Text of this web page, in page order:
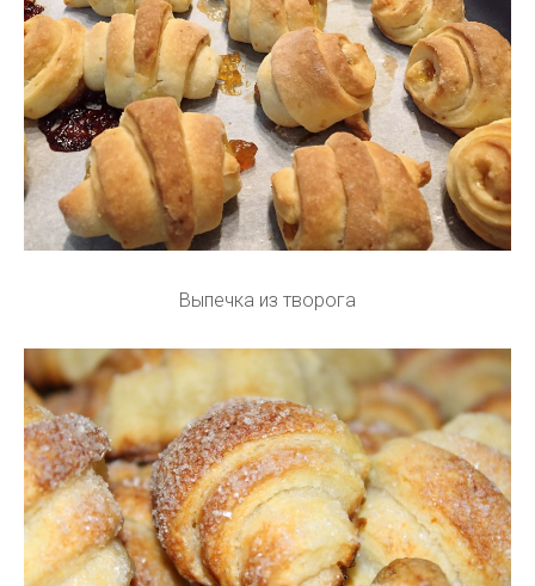
Выпечка из творога